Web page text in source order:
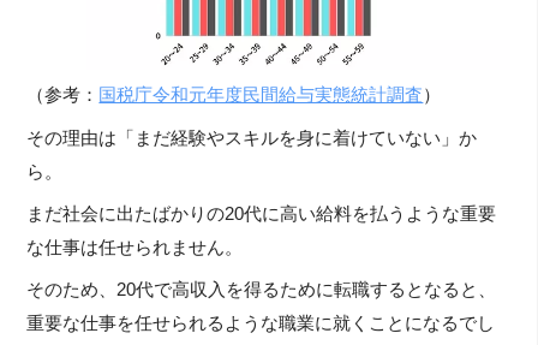
（参考： 国税庁令和元年度民間給与実態統計調査）
その理由は「まだ経験やスキルを身に着けていない」か
ら。
まだ社会に出たばかりの20代に高い給料を払うような重要
な仕事は任せられません。
そのため、20代で高収入を得るために転職するとなると、
重要な仕事を任せられるような職業に就くことになるでし